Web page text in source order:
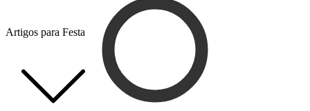
Artigos para Festa